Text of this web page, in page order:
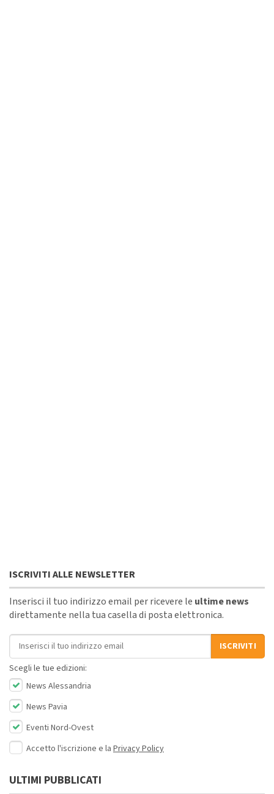
ISCRIVITI ALLE NEWSLETTER
Inserisci il tuo indirizzo email per ricevere le ultime news
direttamente nella tua casella di posta elettronica.
Indirizzo email
ISCRIVITI
Scegli le tue edizioni:
News Alessandria
News Pavia
Eventi Nord-Ovest
Accetto l'iscrizione e la Privacy Policy
ULTIMI PUBBLICATI